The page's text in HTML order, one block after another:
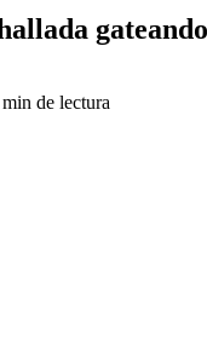
hallada
min de lectura